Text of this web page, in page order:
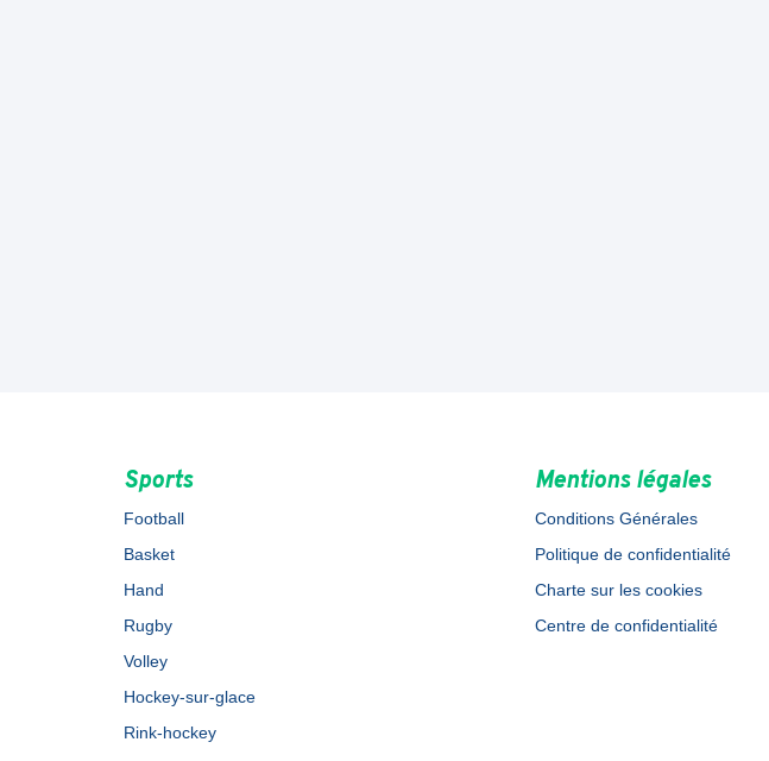
Sports
Football
Basket
Hand
Rugby
Volley
Hockey-sur-glace
Rink-hockey
Mentions légales
Conditions Générales
Politique de confidentialité
Charte sur les cookies
Centre de confidentialité